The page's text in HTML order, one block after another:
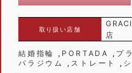
取り扱い店舗
店
結婚指輪
PORTADA プ
パラジウム
ストレート